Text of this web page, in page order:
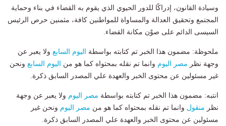
وسيادة القانون، إدراكًا للدور الحيوي الذي يقوم به القضاء في بناء وحماية
المجتمع وتحقيق العدالة والمساواة للمواطنين كافة، مثمنين حرص الرئيس
السيسى الدائم على صوْن مكانة القضاء.
ملحوظة: مضمون هذا الخبر تم كتابته بواسطة اليوم السابع ولا يعبر عن
وجهة نظر مصر اليوم وانما تم نقله بمحتواه كما هو من اليوم السابع ونحن
غير مسئولين عن محتوى الخبر والعهدة علي المصدر السابق ذكرة.
انتبه: مضمون هذا الخبر تم كتابته بواسطة مصر اليوم ولا يعبر عن وجهة
نظر منقول وانما تم نقله بمحتواه كما هو من مصر اليوم ونحن غير
مسئولين عن محتوى الخبر والعهدة علي المصدر السابق ذكرة.